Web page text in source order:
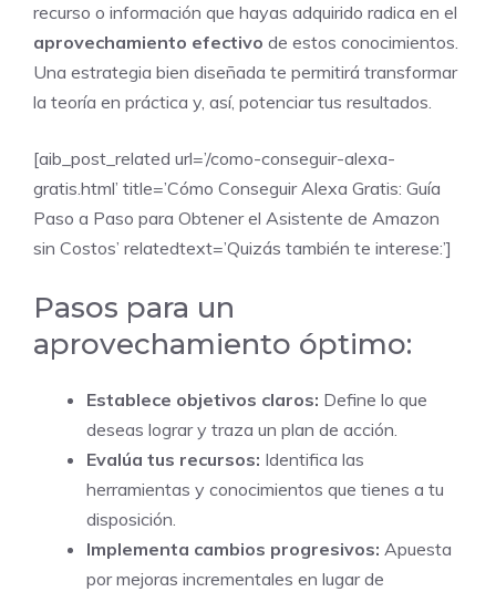
recurso o información que hayas adquirido radica en el
aprovechamiento efectivo de estos conocimientos.
Una estrategia bien diseñada te permitirá transformar
la teoría en práctica y, así, potenciar tus resultados.
[aib_post_related url=’/como-conseguir-alexa-
gratis.html’ title=’Cómo Conseguir Alexa Gratis: Guía
Paso a Paso para Obtener el Asistente de Amazon
sin Costos’ relatedtext=’Quizás también te interese:’]
Pasos para un
aprovechamiento óptimo:
Establece objetivos claros: Define lo que
deseas lograr y traza un plan de acción.
Evalúa tus recursos: Identifica las
herramientas y conocimientos que tienes a tu
disposición.
Implementa cambios progresivos: Apuesta
por mejoras incrementales en lugar de